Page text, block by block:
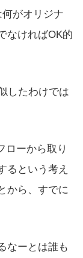
がオリジナ
なければOK的
したわけでは
ローから取り
るという考え
から、すでに
なーとは誰も